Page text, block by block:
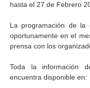
hasta el 27 de Febrero
La programación de la
oportunamente en el
prensa con los
Toda la información
encuentra disponible en: